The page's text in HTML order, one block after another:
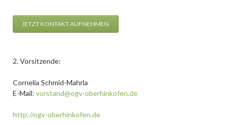
JETZT KONTAKT AUFNEHMEN
2. Vorsitzende:
Cornelia Schmid-Mahrla
E-Mail: vorstand@ogv-oberhinkofen.de
http://ogv-oberhinkofen.de